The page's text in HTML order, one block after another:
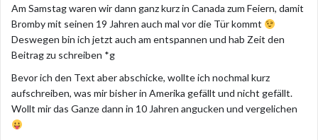
Am Samstag waren wir dann ganz kurz in Canada zum Feiern, damit
Bromby mit seinen 19 Jahren auch mal vor die Tür kommt
Deswegen bin ich jetzt auch am entspannen und hab Zeit den
Beitrag zu schreiben *g
Bevor ich den Text aber abschicke, wollte ich nochmal kurz
aufschreiben, was mir bisher in Amerika gefällt und nicht gefällt.
Wollt mir das Ganze dann in 10 Jahren angucken und vergelichen